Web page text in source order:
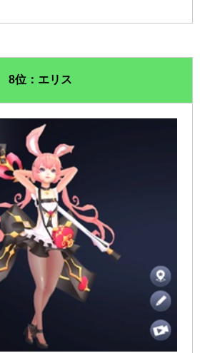
8位：エリス